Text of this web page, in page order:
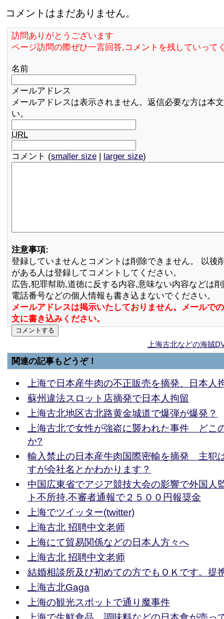
コメントはまだありません。
訪問ありがとうございます
ページ訪問の際ぜひ一言回答,コメントを残していって
名前
メールアドレス
メールアドレスは表示されません。返信必要な方は本
い。
URL
コメント (smaller size | larger size)
注意事項:
登録していませんとコメントは削除できません。 以後
がある人は登録してコメントしてください。
広告,犯罪幇助,道徳に反する内容,意味ない内容などは
電話番号などの個人情報も書き込まないでください。
メールアドレスは掲示いたしておりません。メールで
文に書き込みください。
上海古北などの海賊
関連の記事もどうぞ！
上海で日本産牛肉の不正販売を摘発、日本人
蘇州違法スロット店摘発で日本人拘留
上海古北地区古北路黄金城道で爆弾が爆発？
上海古北で女性が強盗に襲われた事件 どこ
か?
輸入禁止の日本産牛肉国際密輸を摘発 主犯
すが会社名とかわかります？
中国広東省でアジア競技大会の影響で外国
ト不所持,不審者通報で２５００円報奨金
上海でツイッター(twitter)
上海古北 招聘中文老师
上海にて貿易関係などの日本人方々へ
上海古北 招聘中文老师
結婚相談所及び初めての方でもＯＫです。提
上海古北Gaga
上海の観光スポットで通り魔事件